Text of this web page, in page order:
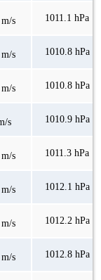
s 1011.1 hPa
s 1010.8 hPa
s 1010.8 hPa
s 1010.9 hPa
s 1011.3 hPa
s 1012.1 hPa
s 1012.2 hPa
s 1012.8 hPa